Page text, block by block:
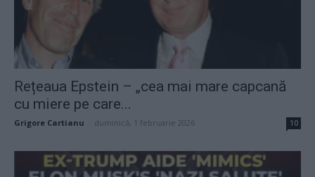
Rețeaua Epstein – „cea mai mare capcană
cu miere pe care...
Grigore Cartianu duminică, 1 februarie 2026 10